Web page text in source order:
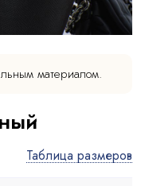
материалом.
Таблица размеров